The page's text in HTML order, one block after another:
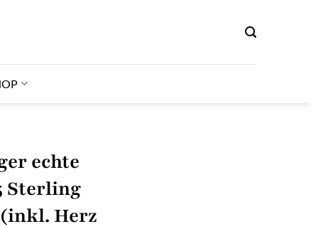
echte
Sterling
Herz